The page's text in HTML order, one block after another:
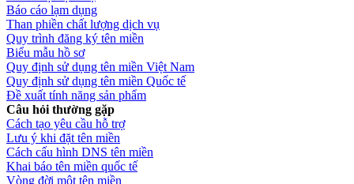
Báo cáo lạm dụng
Than phiền chất lượng dịch vụ
Quy trình đăng ký tên miền
Biểu mẫu hồ sơ
Quy định sử dụng tên miền Việt Nam
Quy định sử dụng tên miền Quốc tế
Đề xuất tính năng sản phẩm
Câu hỏi thường gặp
Cách tạo yêu cầu hỗ trợ
Lưu ý khi đặt tên miền
Cách cấu hình DNS tên miền
Khai báo tên miền quốc tế
Vòng đời một tên miền